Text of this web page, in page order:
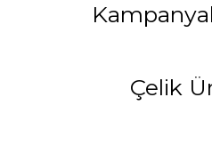
Çelik